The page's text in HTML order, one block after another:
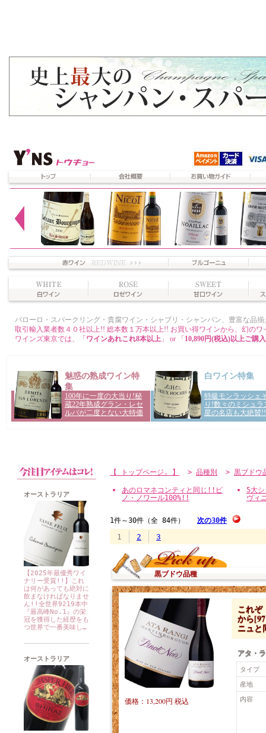
オーストラリア
【2025年最優秀ワイ
ナリー受賞!!】これ
は何があっても絶対に
飲まなければなりませ
ん!!全世界9219本中
『最高峰No.1』の栄
冠を獲得した経歴をも
つ世界で一番美味し…
オーストラリア
【 トップページ. 】 > 品種別 > 黒ブドウ
あのロマネコンティと同じ!!ピ
ノ・ノワール100%!!
5大
ヴィ
黒ブドウ品種
これぞ
から
ニュ
アタ・
タイプ
産地
内容
価格：13,200円 税込